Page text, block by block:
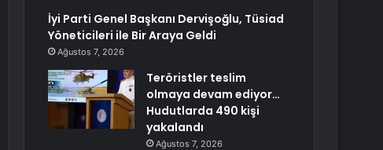
İyi Parti Genel Başkanı Dervişoğlu, Tüsiad
Yöneticileri ile Bir Araya Geldi
Ağustos 7, 2026
Teröristler teslim
olmaya devam ediyor…
Hudutlarda 490 kişi
yakalandı
Ağustos 7, 2026